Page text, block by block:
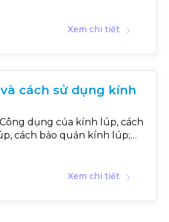
Xem chi tiết
cách sử dụng kính
dụng của kính lúp, cách
cách bảo quản kính lúp;
Xem chi tiết